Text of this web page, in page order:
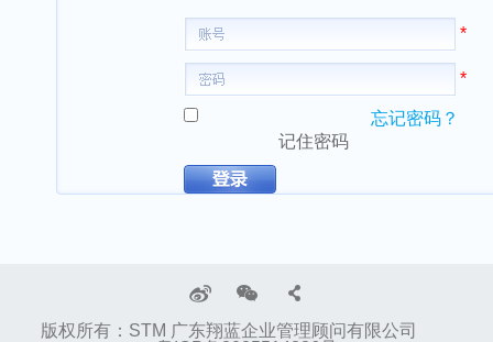
*
*
忘记密码？
记住密码
版权所有：STM 广东翔蓝企业管理顾问有限公司